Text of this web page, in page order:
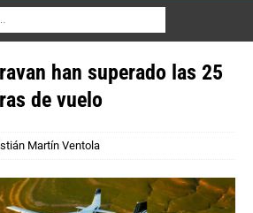
han superado las 25
de vuelo
Martín Ventola